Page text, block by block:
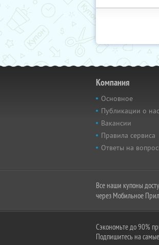
Компания
Основное
Публикации о нас
Вакансии
Правила сервиса
Ответы на
Все наши купоны
через Мобильное
Сэкономьте до 90%
Подпишитесь на